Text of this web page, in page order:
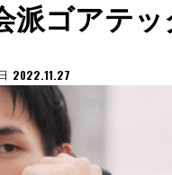
派ゴアテッ
2022.11.27